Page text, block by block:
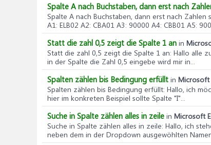
Spalte A nach Buchstaben, dann erst nach
Spalte A nach Buchstaben, dann erst nach Zahlen
A1: ELB02 A2: CBA01 A3: 90000 A4: CBB01 A5:
Statt die zahl 0,5 zeigt die Spalte 1 an in
Statt die zahl 0,5 zeigt die Spalte 1 an: Hallo alle
in der Spalte die Zahl 0,5 eingebe wird mir in...
Spalten zählen bis Bedingung erfüllt in Microsoft
Spalten zählen bis Bedingung erfüllt: Hallo, ich
hier im konkreten Beispiel sollte Spalte "I"...
Suche in Spalte zählen alles in zeile in Microsoft
Suche in Spalte zählen alles in zeile: Hallo, ich
neben dem in der Dropdown ausgewöhlten Namen